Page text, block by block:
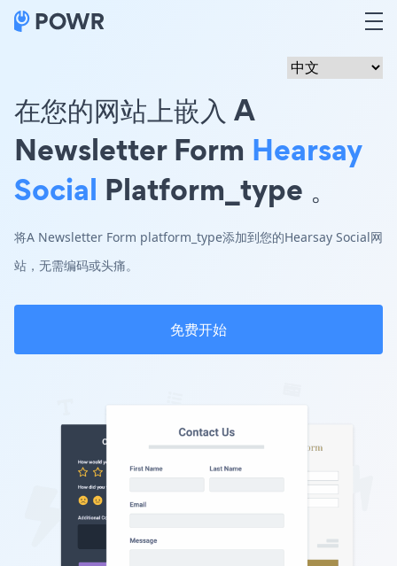
在您的网站上嵌入 A
Newsletter Form Hearsay
Social Platform_type 。
将A Newsletter Form platform_type添加到您的Hearsay Social网
站，无需编码或头痛。
免费开始